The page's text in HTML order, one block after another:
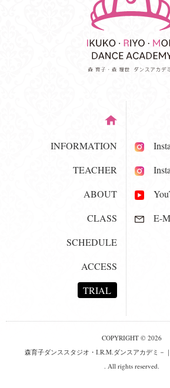
INFORMATION
TEACHER
ABOUT
CLASS
SCHEDULE
ACCESS
TRIAL
E-
COPYRIGHT © 2026
森育子ダンススタジオ・I.R.M.ダンスアカデミ－
. All rights reserved.